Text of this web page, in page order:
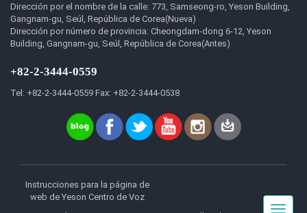
Dirección por el nombre de la calle: 773, Samseong-ro, Yeson Building,
Gangnam-gu, Seúl, República de Corea(Nueva)
Dirección por número de provincia: Cheongdam-dong 6-12, Yeson
Building, Gangnam-gu, Seúl, República de Corea(Antes)
+82-2-3444-0559
Tel: +82-2-3444-0559 Fax: +82-2-3444-0538
Instrucciones para la página de
web de Yeson Centro de Voz
Toggle